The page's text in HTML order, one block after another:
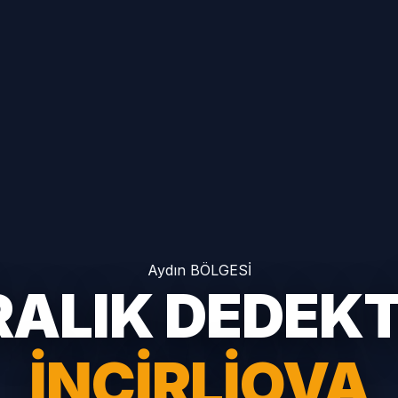
Aydın BÖLGESİ